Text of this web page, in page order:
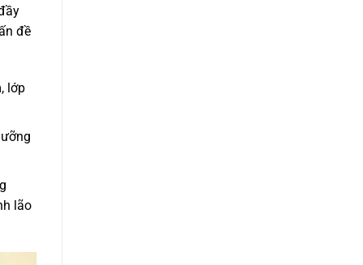
đề
lớp
lão